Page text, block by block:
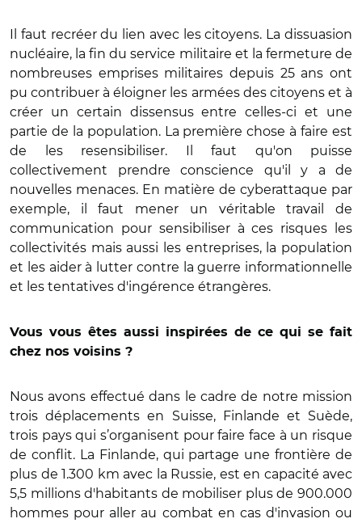
Il faut recréer du lien avec les citoyens. La dissuasion
nucléaire, la fin du service militaire et la fermeture de
nombreuses emprises militaires depuis 25 ans ont
pu contribuer à éloigner les armées des citoyens et à
créer un certain dissensus entre celles-ci et une
partie de la population. La première chose à faire est
de les resensibiliser. Il faut qu'on puisse
collectivement prendre conscience qu'il y a de
nouvelles menaces. En matière de cyberattaque par
exemple, il faut mener un véritable travail de
communication pour sensibiliser à ces risques les
collectivités mais aussi les entreprises, la population
et les aider à lutter contre la guerre informationnelle
et les tentatives d'ingérence étrangères.
Vous vous êtes aussi inspirées de ce qui se fait
chez nos voisins ?
Nous avons effectué dans le cadre de notre mission
trois déplacements en Suisse, Finlande et Suède,
trois pays qui s’organisent pour faire face à un risque
de conflit. La Finlande, qui partage une frontière de
plus de 1.300 km avec la Russie, est en capacité avec
5,5 millions d'habitants de mobiliser plus de 900.000
hommes pour aller au combat en cas d'invasion ou